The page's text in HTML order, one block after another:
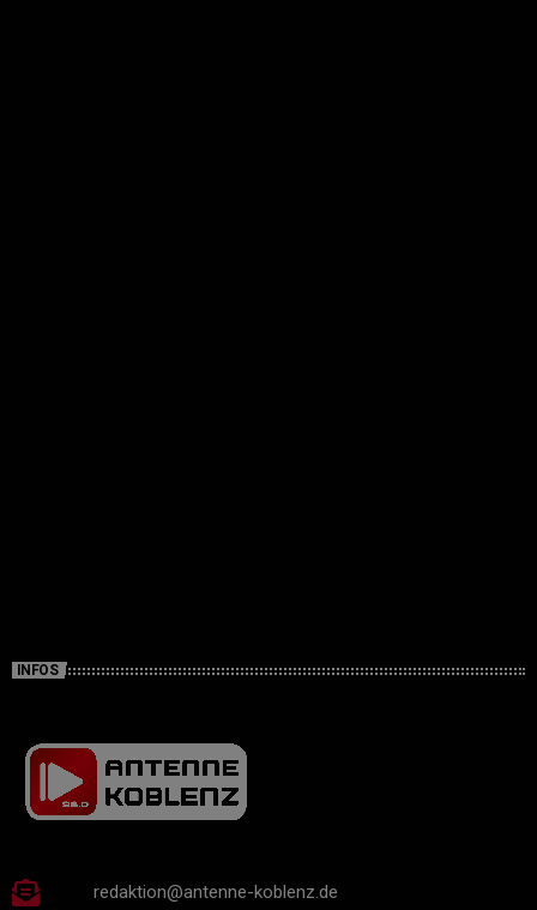
INFOS
redaktion@antenne-koblenz.de